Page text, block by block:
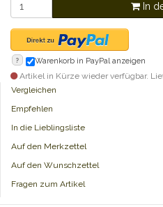
In
? Warenkorb in PayPal anzeigen
Artikel in Kürze wieder verfügbar.
Vergleichen
Empfehlen
In die Lieblingsliste
Auf den Merkzettel
Auf den Wunschzettel
Fragen zum Artikel